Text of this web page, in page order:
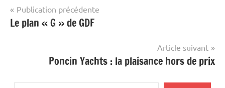
Navigation
de
Publication précédente
Le plan « G » de GDF
Article suivant
Poncin Yachts : la plaisance hors de prix